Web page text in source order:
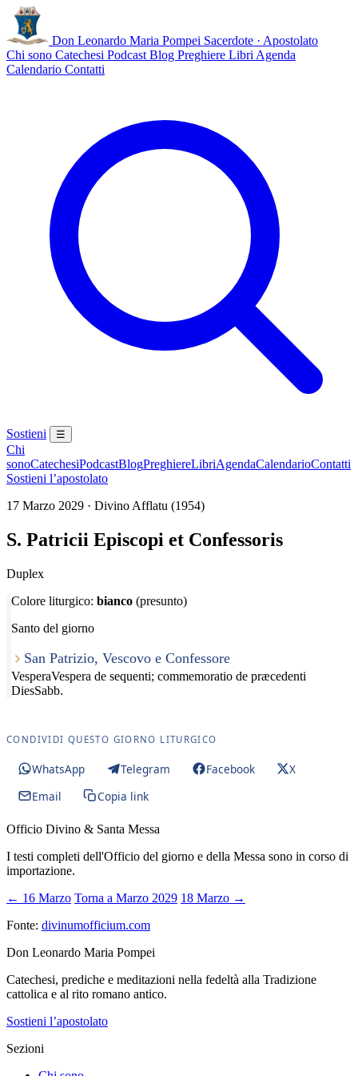
Don Leonardo Maria Pompei Sacerdote · Apostolato
Chi sono Catechesi Podcast Blog Preghiere Libri Agenda
Calendario Contatti
Sostieni ☰
Chi
sonoCatechesiPodcastBlogPreghiereLibriAgendaCalendarioContatti
Sostieni l’apostolato
17 Marzo 2029 · Divino Afflatu (1954)
S. Patricii Episcopi et Confessoris
Duplex
Colore liturgico: bianco (presunto)
Santo del giorno
San Patrizio, Vescovo e Confessore
VesperaVespera de sequenti; commemoratio de præcedenti
DiesSabb.
CONDIVIDI QUESTO GIORNO LITURGICO
WhatsApp Telegram Facebook
X
Email
Copia link
Officio Divino & Santa Messa
I testi completi dell'Officio del giorno e della Messa sono in corso di
importazione.
← 16 Marzo Torna a Marzo 2029 18 Marzo →
Fonte: divinumofficium.com
Don Leonardo Maria Pompei
Catechesi, prediche e meditazioni nella fedeltà alla Tradizione
cattolica e al rito romano antico.
Sostieni l’apostolato
Sezioni